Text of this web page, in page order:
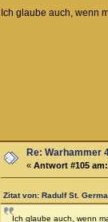
Ich glaube auch, wenn
Re: Warhammer
«Antwort #105 am:
Zitat von: Radulf St.
Ich glaube auch, wenn